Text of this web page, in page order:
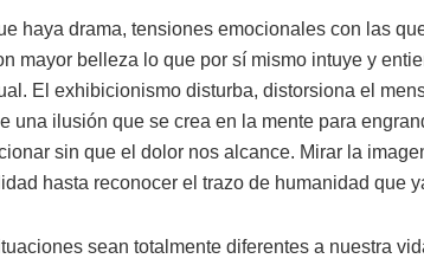
haya drama, tensiones emocionales con las
mayor belleza lo que por sí mismo intuye y
El exhibicionismo disturba, distorsiona el
una ilusión que se crea en la mente para
sin que el dolor nos alcance. Mirar la
hasta reconocer el trazo de humanidad que
sean totalmente diferentes a nuestra